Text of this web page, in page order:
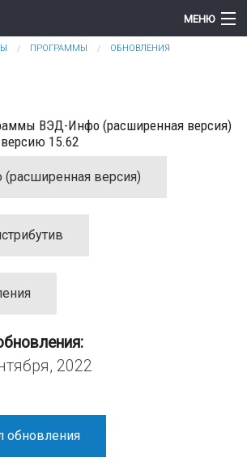
содержанию
МЕНЮ
ПРОГРАММЫ
ОБНОВЛЕНИЯ
ВЭД-Инфо (расширенная версия)
15.62
версия)
2022
обновления